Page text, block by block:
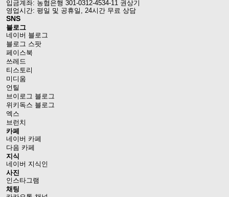
입금계좌: 농협은행 301-0312-4534-11 권상기
영업시간: 평일 및 공휴일, 24시간 무료 상담
SNS
블로그
네이버 블로그
블로그 스팟
페이스북
쓰레드
티스토리
미디움
언틸
브이로그 블로그
위키독스 블로그
엑스
브런치
카페
네이버 카페
다음 카페
지식
네이버 지식인
사진
인스타그램
채팅